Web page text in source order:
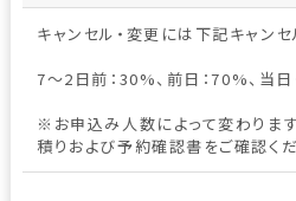
キャンセル・変更には下記キャンセ
7～2日前：30%、前日：70%、当
※お申込み人数によって変わりま
積りおよび予約確認書をご確認くだ